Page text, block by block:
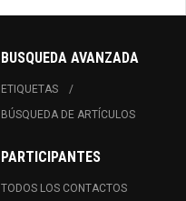
BUSQUEDA AVANZADA
ETIQUETAS
BÚSQUEDA DE ARTÍCULOS
PARTICIPANTES
TODOS LOS CONTACTOS